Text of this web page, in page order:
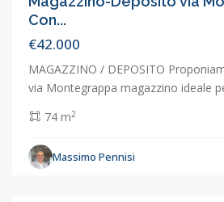
Con...
€42.000
MAGAZZINO / DEPOSITO
via Montegrappa magazzino ideale
74 m2
Massimo Pennisi